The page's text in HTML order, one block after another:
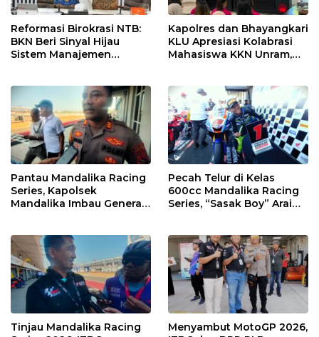
Reformasi Birokrasi NTB:
BKN Beri Sinyal Hijau
Sistem Manajemen
Kapolres dan Bhayangkari
KLU Apresiasi Kolabrasi
Mahasiswa KKN Unram,
Pantau Mandalika Racing
Series, Kapolsek
Mandalika Imbau Generasi
Pecah Telur di Kelas
600cc Mandalika Racing
Series, “Sasak Boy” Arai
Tinjau Mandalika Racing
Menyambut MotoGP 2026,